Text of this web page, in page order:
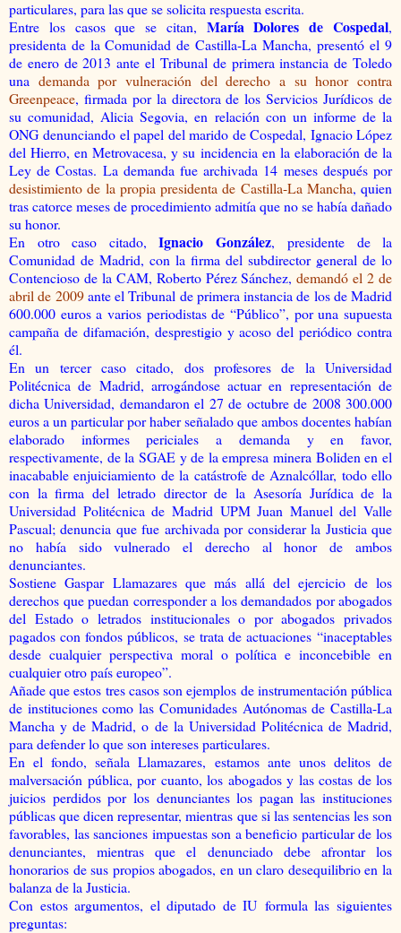
particulares, para las que se solicita respuesta escrita.
Entre los casos que se citan, María Dolores de Cospedal,
presidenta de la Comunidad de Castilla-La Mancha, presentó el 9
de enero de 2013 ante el Tribunal de primera instancia de Toledo
una demanda por vulneración del derecho a su honor contra
Greenpeace, firmada por la directora de los Servicios Jurídicos de
su comunidad, Alicia Segovia, en relación con un informe de la
ONG denunciando el papel del marido de Cospedal, Ignacio López
del Hierro, en Metrovacesa, y su incidencia en la elaboración de la
Ley de Costas. La demanda fue archivada 14 meses después por
desistimiento de la propia presidenta de Castilla-La Mancha, quien
tras catorce meses de procedimiento admitía que no se había dañado
su honor.
En otro caso citado, Ignacio González, presidente de la
Comunidad de Madrid, con la firma del subdirector general de lo
Contencioso de la CAM, Roberto Pérez Sánchez,demandó el 2 de
abril de 2009ante el Tribunal de primera instancia de los de Madrid
600.000 euros a varios periodistas de “Público”, por una supuesta
campaña de difamación, desprestigio y acoso del periódico contra
él.
En un tercer caso citado, dos profesores de la Universidad
Politécnica de Madrid, arrogándose actuar en representación de
dicha Universidad, demandaron el 27 de octubre de 2008 300.000
euros a un particular por haber señalado que ambos docentes habían
elaborado informes periciales a demanda y en favor,
respectivamente, de la SGAE y de la empresa minera Boliden en el
inacabable enjuiciamiento de la catástrofe de Aznalcóllar, todo ello
con la firma del letrado director de la Asesoría Jurídica de la
Universidad Politécnica de Madrid UPM Juan Manuel del Valle
Pascual; denuncia que fue archivada por considerar la Justicia que
no había sido vulnerado el derecho al honor de ambos
denunciantes.
Sostiene Gaspar Llamazares que más allá del ejercicio de los
derechos que puedan corresponder a los demandados por abogados
del Estado o letrados institucionales o por abogados privados
pagados con fondos públicos, se trata de actuaciones “inaceptables
desde cualquier perspectiva moral o política e inconcebible en
cualquier otro país europeo”.
Añade que estos tres casos son ejemplos de instrumentación pública
de instituciones como las Comunidades Autónomas de Castilla-La
Mancha y de Madrid, o de la Universidad Politécnica de Madrid,
para defender lo que son intereses particulares.
En el fondo, señala Llamazares, estamos ante unos delitos de
malversación pública, por cuanto, los abogados y las costas de los
juicios perdidos por los denunciantes los pagan las instituciones
públicas que dicen representar, mientras que si las sentencias les son
favorables, las sanciones impuestas son a beneficio particular de los
denunciantes, mientras que el denunciado debe afrontar los
honorarios de sus propios abogados, en un claro desequilibrio en la
balanza de la Justicia.
Con estos argumentos, el diputado de IU formula las siguientes
preguntas: